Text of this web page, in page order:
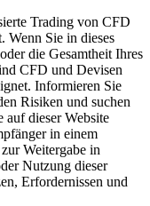
Trading von CFD
Wenn Sie in dieses
die Gesamtheit Ihres
CFD und Devisen
Informieren Sie
Risiken und suchen
auf dieser Website
in einem
Weitergabe in
Nutzung dieser
Erfordernissen und